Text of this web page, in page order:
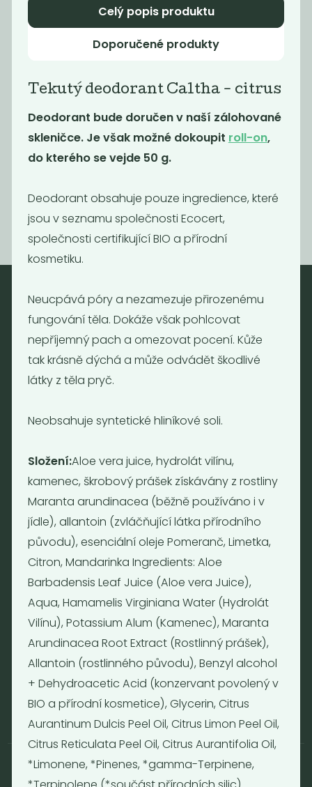
Momentálně
nedostupné
Tekutý šampón
Tierra Verde...
Hygienický gel
na ruce
Nebaleno
Nebaleno s.r.o.
Bezobalové vegan potraviny
drogerie a minikavárna
Praha 2 - Nusle
info@nebaleno.eu
Otevírací doba
Pondělí - Pátek 12:00 - 19:30
Sobota 10:00 - 16:00
Neděle - zavřeno
Provozní informace
Obchodní podmínky
Reklamační formulář
Kolektiv
Celý popis produktu
Doporučené produkty
Tekutý deodorant Caltha - citrus
Deodorant bude doručen v naší zálohované
skleničce. Je však možné dokoupit roll-on,
do kterého se vejde 50 g.
Deodorant obsahuje pouze ingredience, které
jsou v seznamu společnosti Ecocert,
společnosti certifikující BIO a přírodní
kosmetiku.
Neucpává póry a nezamezuje přirozenému
fungování těla. Dokáže však pohlcovat
nepříjemný pach a omezovat pocení. Kůže
tak krásně dýchá a může odvádět škodlivé
látky z těla pryč.
Neobsahuje syntetické hliníkové soli.
Složení:Aloe vera juice, hydrolát vilínu,
kamenec, škrobový prášek získávány z rostliny
Maranta arundinacea (běžně používáno i v
jídle), allantoin (zvláčňující látka přírodního
původu), esenciální oleje Pomeranč, Limetka,
Citron, Mandarinka Ingredients: Aloe
Barbadensis Leaf Juice (Aloe vera Juice),
Aqua, Hamamelis Virginiana Water (Hydrolát
Vilínu), Potassium Alum (Kamenec), Maranta
Arundinacea Root Extract (Rostlinný prášek),
Allantoin (rostlinného původu), Benzyl alcohol
+ Dehydroacetic Acid (konzervant povolený v
BIO a přírodní kosmetice), Glycerin, Citrus
Aurantinum Dulcis Peel Oil, Citrus Limon Peel Oil,
Citrus Reticulata Peel Oil, Citrus Aurantifolia Oil,
*Limonene, *Pinenes, *gamma-Terpinene,